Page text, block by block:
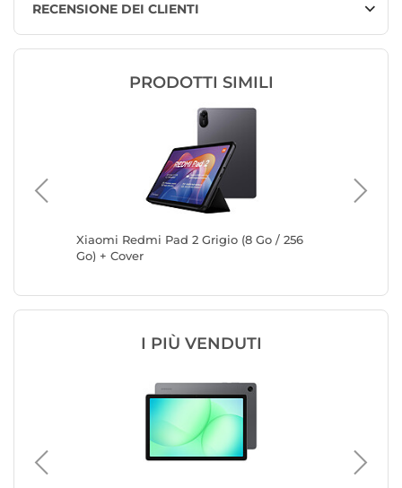
RECENSIONE DEI CLIENTI
PRODOTTI SIMILI
Xiaomi Redmi Pad 2 Grigio (8 Go / 256
Go) + Cover
I PIÙ VENDUTI